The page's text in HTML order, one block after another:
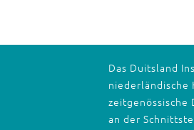
Das Duitsland
niederländische
zeitgenössische
an der